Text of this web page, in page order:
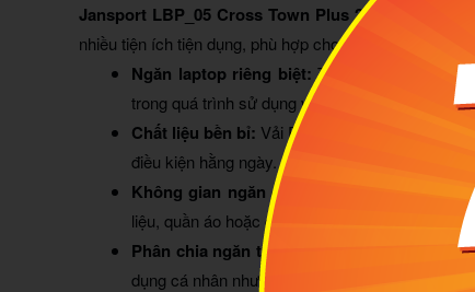
Jansport LBP_05 Cross Town Plus 26L Pastel Lilac
nhiều tiện ích tiện dụng, phù hợp cho nhu cầu học tập,
Ngăn laptop riêng biệt:Trang bị ngăn
trong quá trình sử dụng và di chuyển.
Chất liệu bền bỉ: Vải Polyester cao cấp giúp
điều kiện hằng ngày.
Không gian ngăn chứa rộng rãi:
Dung tích
liệu, quần áo hoặc các vật dụng cần thiết cho
Phân chia ngăn thông minh:
Tích hợp
dụng cá nhân như sạc, tai nghe, chìa khóa hoặc